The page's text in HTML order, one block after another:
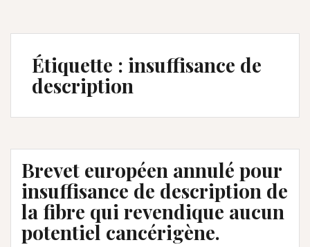
Étiquette : insuffisance de
description
Brevet européen annulé pour
insuffisance de description de
la fibre qui revendique aucun
potentiel cancérigène.